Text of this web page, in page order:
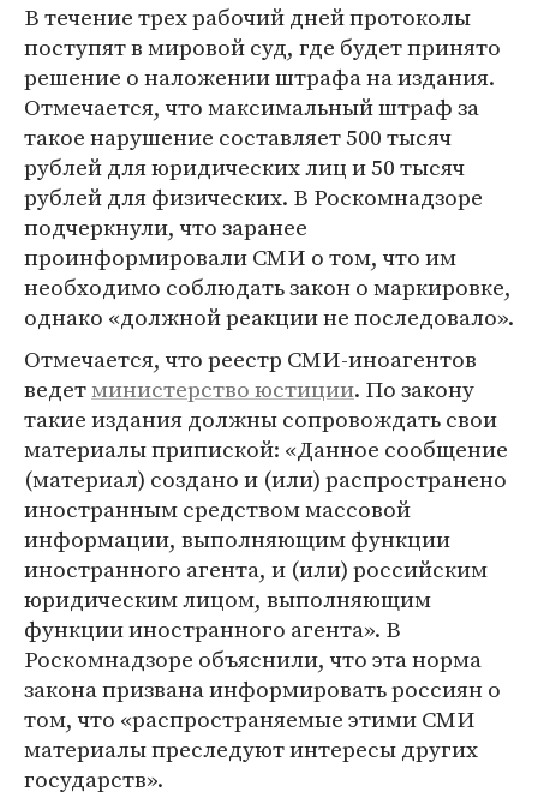
В течение трех рабочий дней протоколы
поступят в мировой суд, где будет принято
решение о наложении штрафа на издания.
Отмечается, что максимальный штраф за
такое нарушение составляет 500 тысяч
рублей для юридических лиц и 50 тысяч
рублей для физических. В Роскомнадзоре
подчеркнули, что заранее
проинформировали СМИ о том, что им
необходимо соблюдать закон о маркировке,
однако «должной реакции не последовало».
Отмечается, что реестр СМИ-иноагентов
ведетминистерство юстиции. По закону
такие издания должны сопровождать свои
материалы припиской: «Данное сообщение
(материал) создано и (или) распространено
иностранным средством массовой
информации, выполняющим функции
иностранного агента, и (или) российским
юридическим лицом, выполняющим
функции иностранного агента». В
Роскомнадзоре объяснили, что эта норма
закона призвана информировать россиян о
том, что «распространяемые этими СМИ
материалы преследуют интересы других
государств».